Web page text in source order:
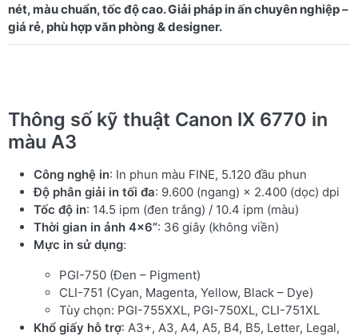
nét, màu chuẩn, tốc độ cao. Giải pháp in ấn chuyên nghiệp –
Thông số kỹ thuật Canon IX 6770 in
màu A3
Công nghệ in: In phun màu FINE, 5.120 đầu phun
Độ phân giải in tối đa: 9.600 (ngang) × 2.400 (dọc) dpi
Tốc độ in: 14.5 ipm (đen trắng) / 10.4 ipm (màu)
Thời gian in ảnh 4x6”: 36 giây (không viền)
Mực in sử dụng:
PGI-750 (Đen – Pigment)
CLI-751 (Cyan, Magenta, Yellow, Black – Dye)
Tùy chọn: PGI-755XXL, PGI-750XL, CLI-751XL
Khổ giấy hỗ trợ: A3+, A3, A4, A5, B4, B5, Letter, Legal,